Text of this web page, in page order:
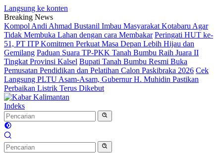
Langsung ke konten
Breaking News
Kompol Andi Ahmad Bustanil Imbau Masyarakat Kotabaru Agar
Tidak Membuka Lahan dengan cara Membakar Peringati HUT ke-
51, PT ITP Komitmen Perkuat Masa Depan Lebih Hijau dan
Gemilang Paduan Suara TP-PKK Tanah Bumbu Raih Juara II
Tingkat Provinsi Kalsel Bupati Tanah Bumbu Resmi Buka
Pemusatan Pendidikan dan Pelatihan Calon Paskibraka 2026 Cek
Langsung PLTU Asam-Asam, Gubernur H. Muhidin Pastikan
Perbaikan Listrik Terus Dikebut
Indeks